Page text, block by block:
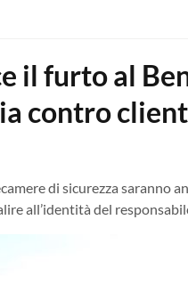
il furto al
contro
di sicurezza saranno
all’identità del